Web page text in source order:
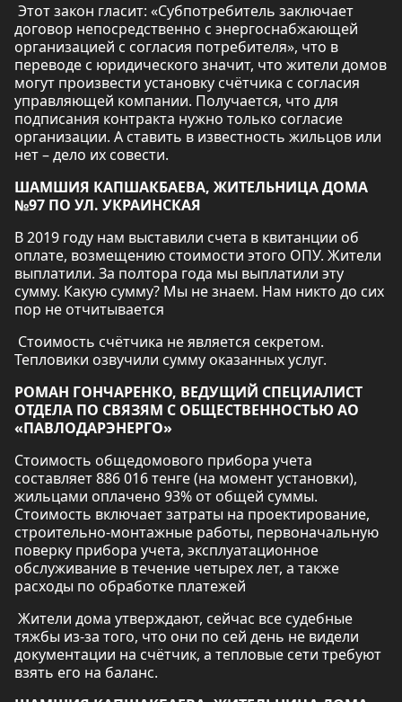
Этот закон гласит: «Субпотребитель заключает
договор непосредственно с энергоснабжающей
организацией с согласия потребителя», что в
переводе с юридического значит, что жители домов
могут произвести установку счётчика с согласия
управляющей компании. Получается, что для
подписания контракта нужно только согласие
организации. А ставить в известность жильцов или
нет – дело их совести.
ШАМШИЯ КАПШАКБАЕВА, ЖИТЕЛЬНИЦА ДОМА
№97 ПО УЛ. УКРАИНСКАЯ
В 2019 году нам выставили счета в квитанции об
оплате, возмещению стоимости этого ОПУ. Жители
выплатили. За полтора года мы выплатили эту
сумму. Какую сумму? Мы не знаем. Нам никто до сих
пор не отчитывается
Стоимость счётчика не является секретом.
Тепловики озвучили сумму оказанных услуг.
РОМАН ГОНЧАРЕНКО, ВЕДУЩИЙ СПЕЦИАЛИСТ
ОТДЕЛА ПО СВЯЗЯМ С ОБЩЕСТВЕННОСТЬЮ АО
«ПАВЛОДАРЭНЕРГО»
Стоимость общедомового прибора учета
составляет 886 016 тенге (на момент установки),
жильцами оплачено 93% от общей суммы.
Стоимость включает затраты на проектирование,
строительно-монтажные работы, первоначальную
поверку прибора учета, эксплуатационное
обслуживание в течение четырех лет, а также
расходы по обработке платежей
Жители дома утверждают, сейчас все судебные
тяжбы из-за того, что они по сей день не видели
документации на счётчик, а тепловые сети требуют
взять его на баланс.